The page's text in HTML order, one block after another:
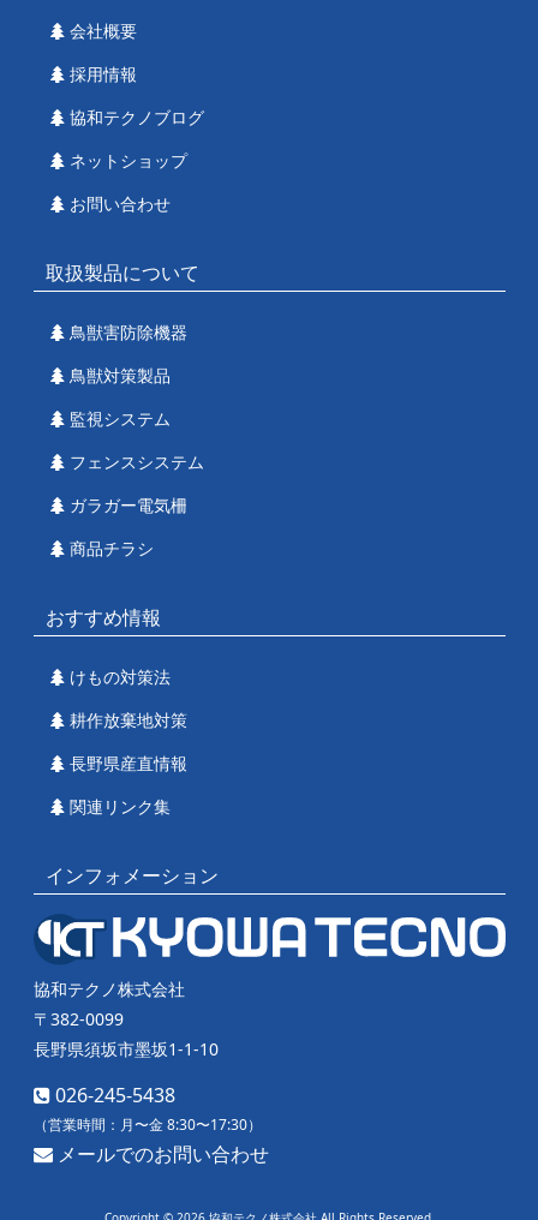
会社概要
採用情報
協和テクノブログ
ネットショップ
お問い合わせ
取扱製品について
鳥獣害防除機器
鳥獣対策製品
監視システム
フェンスシステム
ガラガー電気柵
商品チラシ
おすすめ情報
けもの対策法
耕作放棄地対策
長野県産直情報
関連リンク集
インフォメーション
協和テクノ株式会社
〒382-0099
長野県須坂市墨坂1-1-10
026-245-5438
（営業時間：月〜金 8:30〜17:30）
メールでのお問い合わせ